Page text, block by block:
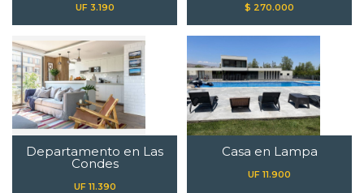
UF 3.190 $ 270.000
Departamento en Las
Condes
UF 11.390
Casa en Lampa
UF 11.900